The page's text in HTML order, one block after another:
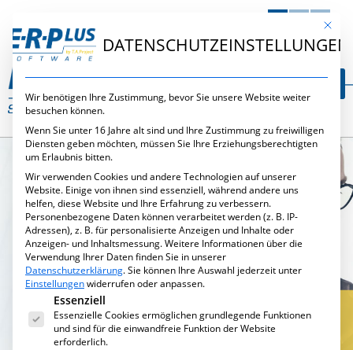
NL
E·R·PLUS SOFTWARE
Mit
DATENSCHUTZEINSTELLUNGEN
Wir benötigen Ihre Zustimmung, bevor Sie unsere Website weiter
besuchen können.
Wenn Sie unter 16 Jahre alt sind und Ihre Zustimmung zu freiwilligen
Diensten geben möchten, müssen Sie Ihre Erziehungsberechtigten
um Erlaubnis bitten.
Wir verwenden Cookies und andere Technologien auf unserer
Website. Einige von ihnen sind essenziell, während andere uns
helfen, diese Website und Ihre Erfahrung zu verbessern.
Personenbezogene Daten können verarbeitet werden (z. B. IP-
Adressen), z. B. für personalisierte Anzeigen und Inhalte oder
Anzeigen- und Inhaltsmessung.Weitere Informationen über die
Verwendung Ihrer Daten finden Sie in unserer
Datenschutzerklärung.Sie können Ihre Auswahl jederzeit unter
Einstellungenwiderrufen oder anpassen.
Es folgt eine Liste der Service-Gruppen, für die eine
Essenziell
Essenzielle Cookies ermöglichen grundlegende Funktionen
und sind für die einwandfreie Funktion der Website
erforderlich.